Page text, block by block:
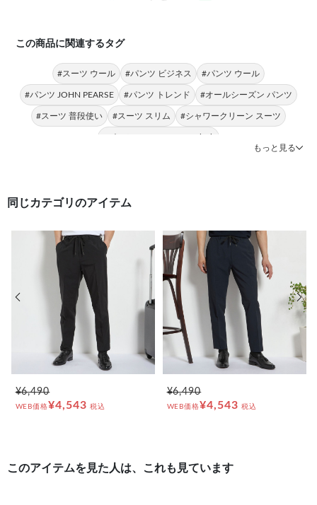
この商品に関連するタグ
#スーツ ウール #パンツ ビジネス #パンツ ウール
#パンツ JOHN PEARSE #パンツ トレンド #オールシーズン パンツ
#スーツ 普段使い #スーツ スリム #シャワークリーン スーツ
#パンツ JOHN PEARSE Black
もっと見る
同じカテゴリのアイテム
¥6,490
WEB価格¥4,543 税込
¥6,490
WEB価格¥4,543 税込
前の画像 次の
このアイテムを見た人は、これも見ています